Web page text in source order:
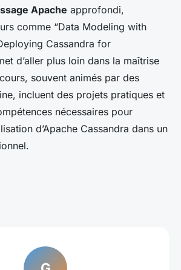
Apache approfondi,
comme “Data Modeling with
Cassandra for
d’aller plus loin dans la maîtrise
souvent animés par des
incluent des projets pratiques et
nécessaires pour
d’Apache Cassandra dans un